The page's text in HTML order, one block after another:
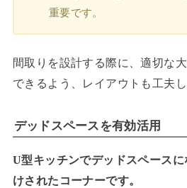
重要です。
間取りを設計する際に、適切な
できるよう、レイアウトも工夫し
デッドスペースを有効活用
U型キッチンでデッドスペース
けされたコーナーです。